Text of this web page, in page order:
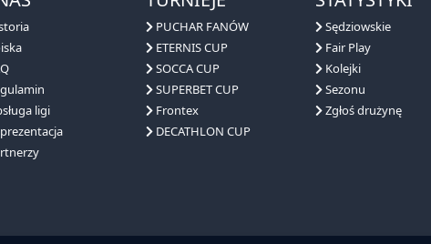
ligi
PUCHAR FANÓW
ETERNIS CUP
SOCCA CUP
SUPERBET CUP
Frontex
DECATHLON CUP
Sędziowskie
Fair Play
Kolejki
Sezonu
Zgłoś drużynę